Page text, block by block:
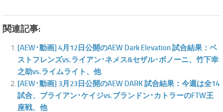
関連記事:
[AEW･動画] 4月12日公開のAEW Dark Elevation 試合結果：ベ
ストフレンズvs.ライアン･ネメス&セザル･ボノーニ、竹下幸
之助vs.ライムライト、他
[AEW･動画] 3月23日公開のAEW DARK 試合結果：今週は全14
試合、ブライアン･ケイジvs.ブランドン･カトラーのFTW王
座戦、他